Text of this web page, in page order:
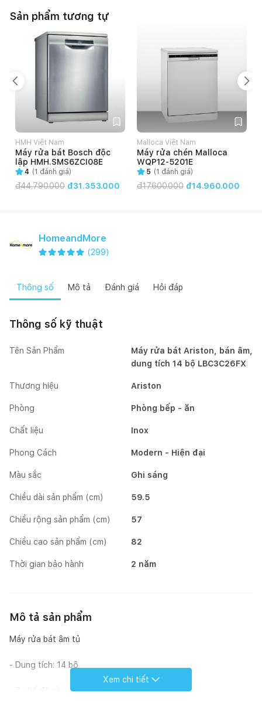
Sản phẩm tương tự
HMH Việt Nam
Máy rửa bát Bosch độc
lập HMH.SMS6ZCI08E
4 (1 đánh giá)
đ44.790.000 đ31.353.000
Malloca Việt Nam
Máy rửa chén Malloca
WQP12-5201E
5 (1 đánh giá)
đ17.600.000 đ14.960.000
HomeandMore
(299)
Thông số Mô tả Đánh giá Hỏi đáp
Thông số kỹ thuật
Tên Sản Phẩm
Máy rửa bát Ariston, bán âm,
dung tích 14 bộ LBC3C26FX
Thương hiệu Ariston
Phòng Phòng bếp - ăn
Chất liệu Inox
Phong Cách Modern - Hiện đại
Màu sắc Ghi sáng
Chiều dài sản phẩm (cm) 59.5
Chiều rộng sản phẩm (cm) 57
Chiều cao sản phẩm (cm) 82
Thời gian bảo hành 2 năm
Mô tả sản phẩm
Máy rửa bát âm tủ
- Dung tích: 14 bộ
Xem chi tiết